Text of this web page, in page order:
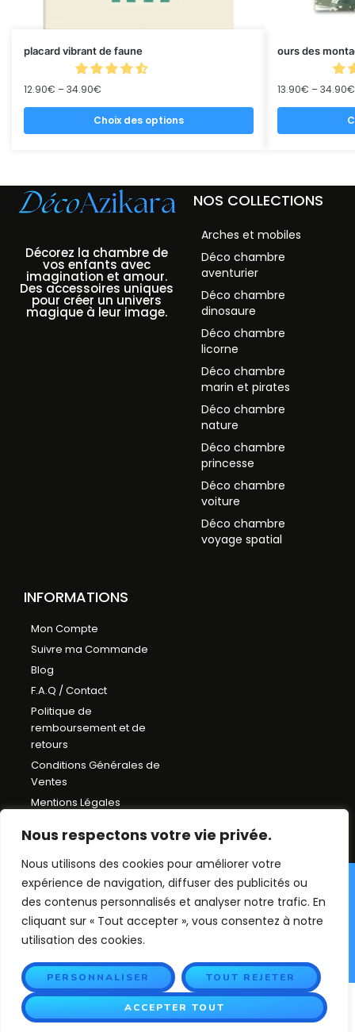
Nous respectons votre vie privée.
Nous utilisons des cookies pour améliorer votre
expérience de navigation, diffuser des publicités ou
des contenus personnalisés et analyser notre trafic. En
cliquant sur « Tout accepter », vous consentez à notre
utilisation des cookies.
PERSONNALISER TOUT REJETER
ACCEPTER TOUT
placard vibrant de faune
12.90€ –34.90€
Choix des options
ours des
13.90€ –34.90€
Décorez la chambre de
vos enfants avec
imagination et amour.
Des accessoires uniques
pour créer un univers
magique à leur image.
NOS COLLECTIONS
Arches et mobiles
Déco chambre
aventurier
Déco chambre
dinosaure
Déco chambre
licorne
Déco chambre
marin et pirates
Déco chambre
nature
Déco chambre
princesse
Déco chambre
voiture
Déco chambre
voyage spatial
INFORMATIONS
Mon Compte
Suivre ma Commande
Blog
F.A.Q / Contact
Politique de
remboursement et de
retours
Conditions Générales de
Ventes
Mentions Légales
©Déco chambre enfant
2026. Tout droit réservés.